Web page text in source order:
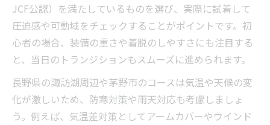
JCF公認）を満たしているものを選び、実際に試着して
圧迫感や可動域をチェックすることがポイントです。初
心者の場合、装備の重さや着脱のしやすさにも注目する
と、当日のトランジションもスムーズに進められます。
長野県の諏訪湖周辺や茅野市のコースは気温や天候の変
化が激しいため、防寒対策や雨天対応も考慮しましょ
う。例えば、気温差対策としてアームカバーやウインド